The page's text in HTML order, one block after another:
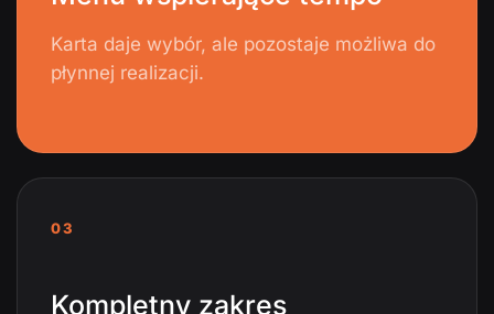
Karta daje wybór, ale pozostaje możliwa do
płynnej realizacji.
03
Kompletny zakres